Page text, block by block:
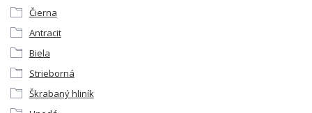
Čierna
Antracit
Biela
Strieborná
Škrabaný hliník